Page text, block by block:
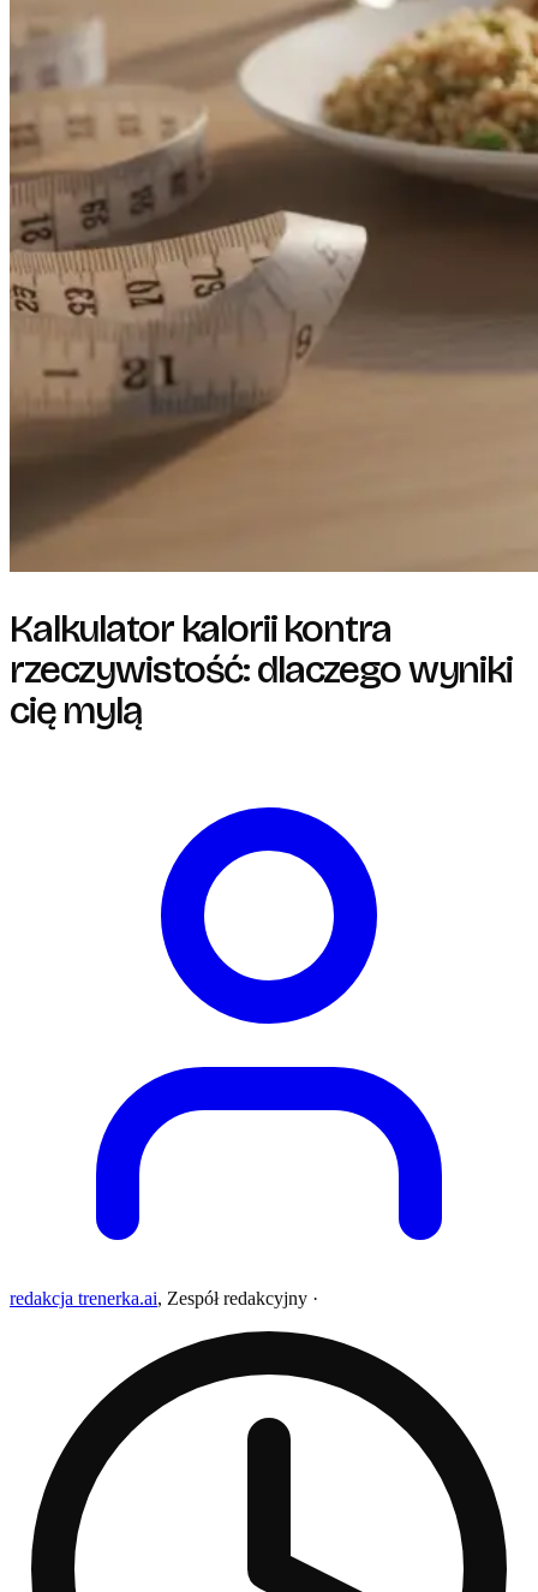
Kalkulator kalorii kontra
rzeczywistość: dlaczego wyniki
cię mylą
redakcja trenerka.ai, Zespół redakcyjny ·